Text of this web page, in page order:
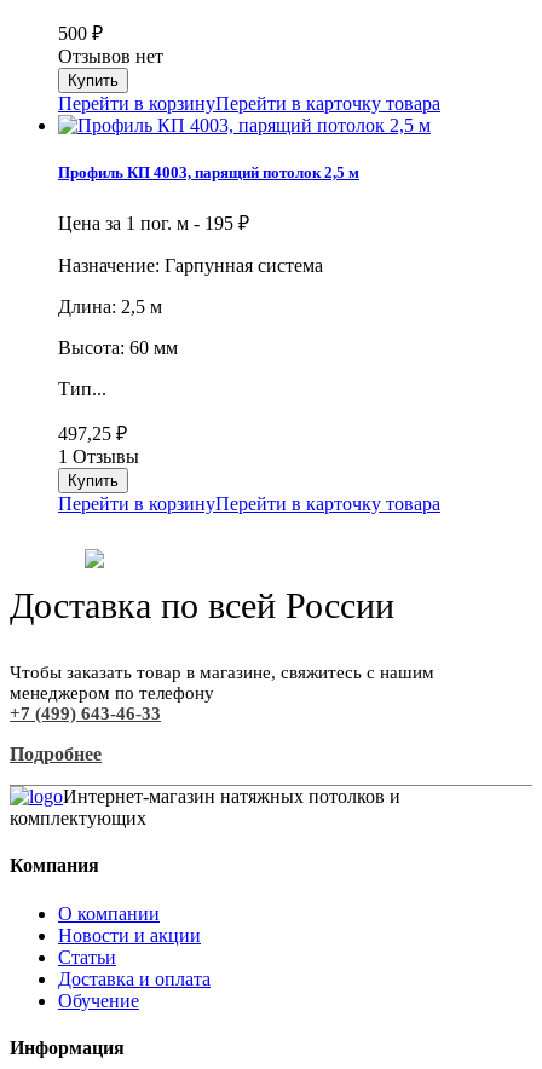
500 ₽
Отзывов нет
Перейти в корзинуПерейти в карточку товара
Профиль КП 4003, парящий потолок 2,5 м
Цена за 1 пог. м - 195 ₽
Назначение: Гарпунная система
Длина: 2,5 м
Высота: 60 мм
Тип...
497,25 ₽
1 Отзывы
Перейти в корзинуПерейти в карточку товара
Доставка по всей России
Чтобы заказать товар в магазине, свяжитесь с нашим
менеджером по телефону
+7 (499) 643-46-33
Подробнее
Интернет-магазин натяжных потолков и
комплектующих
Компания
О компании
Новости и акции
Статьи
Доставка и оплата
Обучение
Информация